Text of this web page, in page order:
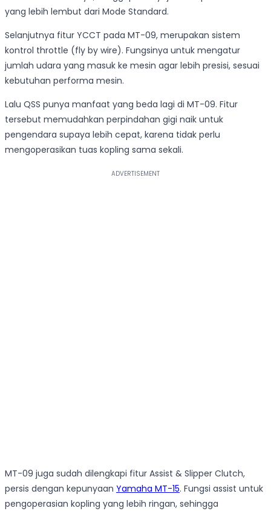
yang lebih lembut dari Mode Standard.
Selanjutnya fitur YCCT pada MT-09, merupakan sistem
kontrol throttle (fly by wire). Fungsinya untuk mengatur
jumlah udara yang masuk ke mesin agar lebih presisi, sesuai
kebutuhan performa mesin.
Lalu QSS punya manfaat yang beda lagi di MT-09. Fitur
tersebut memudahkan perpindahan gigi naik untuk
pengendara supaya lebih cepat, karena tidak perlu
mengoperasikan tuas kopling sama sekali.
MT-09 juga sudah dilengkapi fitur Assist & Slipper Clutch,
persis dengan kepunyaan Yamaha MT-15. Fungsi assist untuk
pengoperasian kopling yang lebih ringan, sehingga